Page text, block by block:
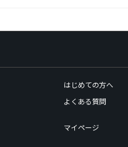
はじめての方へ
よくある質問
マイページ